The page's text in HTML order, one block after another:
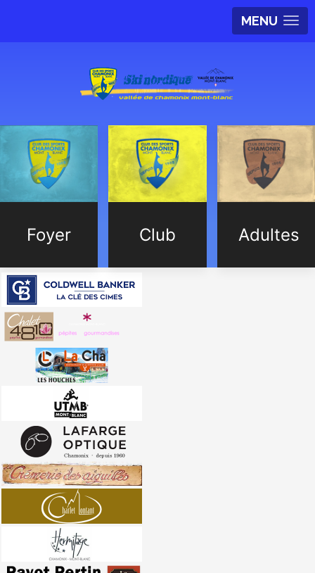
MENU
Foyer Club Adultes